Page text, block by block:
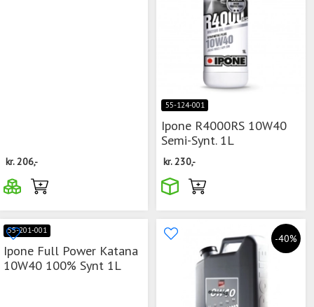
kr.206,-
55-124-001
Ipone R4000RS 10W40
Semi-Synt. 1L
kr.230,-
55-201-001
Ipone Full Power Katana
10W40 100% Synt 1L
-40%